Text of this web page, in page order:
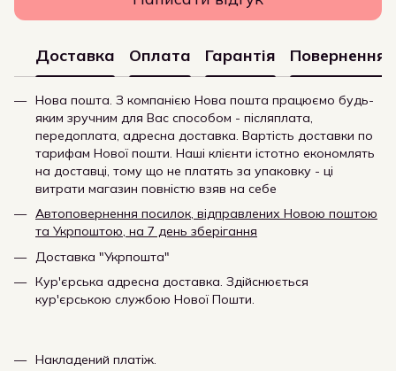
Доставка Оплата Гарантія Повернення
Нова пошта. З компанією Нова пошта працюємо будь-
яким зручним для Вас способом - післяплата,
передоплата, адресна доставка. Вартість доставки по
тарифам Нової пошти. Наші клієнти істотно економлять
на доставці, тому що не платять за упаковку - ці
витрати магазин повністю взяв на себе
Автоповернення посилок, відправлених Новою поштою
та Укрпоштою, на 7 день зберігання
Доставка "Укрпошта"
Кур'єрська адресна доставка. Здійснюється
кур'єрською службою Нової Пошти.
Накладений платіж.